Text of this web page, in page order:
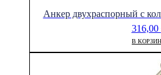
Анкер двухраспорный с
316,00
В